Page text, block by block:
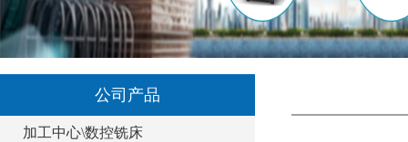
公司产品
加工中心\数控铣床